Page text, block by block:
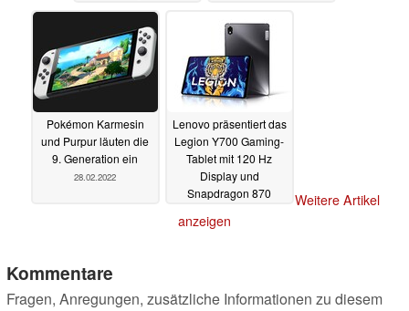
Pokémon Karmesin
und Purpur läuten die
9. Generation ein
28.02.2022
Lenovo präsentiert das
Legion Y700 Gaming-
Tablet mit 120 Hz
Display und
Snapdragon 870
Weitere Artikel
anzeigen
Kommentare
Fragen, Anregungen, zusätzliche Informationen zu diesem